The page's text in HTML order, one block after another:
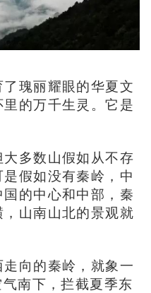
瑰丽耀眼的华夏文
的万千生灵。它是
多数山假如从不存
假如没有秦岭，中
的中心和中部，秦
山南山北的景观就
向的秦岭，就象一
南下，拦截夏季东